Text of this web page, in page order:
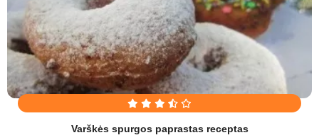
Varškės spurgos paprastas receptas